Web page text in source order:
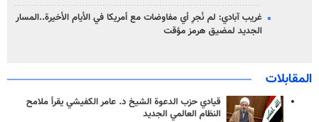
غريب آبادي: لم نُجرِ أي مفاوضات مع أمريكا في الأيام الأخيرة..المسار
الجديد لمضيق هرمز مؤقت
المقابلات
قيادي حزب الدعوة الشيخ د. عامر الكفيشي يقرأ ملامح
النظام العالمي الجديد